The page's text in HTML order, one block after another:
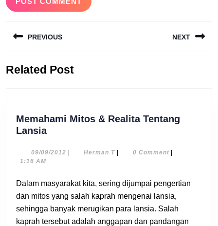
pos
PREVIOUS
post:
NEXT
Related Post
Memahami Mitos & Realita Tentang
Lansia
&
Lansia
09/09/2012 09/09/2012
| Herman THerman
| 0 Comment |
1:16 AM
Dalam masyarakat kita, sering dijumpai pengertian
dan mitos yang salah kaprah mengenai lansia,
sehingga banyak merugikan para lansia. Salah
kaprah tersebut adalah anggapan dan pandangan